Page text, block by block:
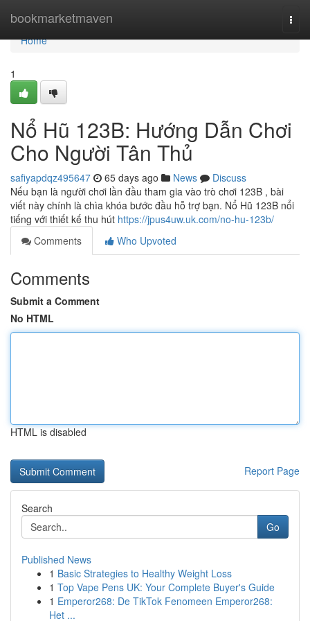
bookmarketmaven
Home
Home
1
Nổ Hũ 123B: Hướng Dẫn Chơi
Cho Người Tân Thủ
safiyapdqz495647 65 days ago News
Discuss
Nếu bạn là người chơi lần đầu tham gia vào trò chơi 123B , bài
viết này chính là chìa khóa bước đầu hỗ trợ bạn. Nổ Hũ 123B nổi
tiếng với thiết kế thu hút https://jpus4uw.uk.com/no-hu-123b/
Comments
Who Upvoted
Comments
Submit a Comment
No HTML
HTML is disabled
Report Page
Search
Go
Published News
1 Basic Strategies to Healthy Weight Loss
1 Top Vape Pens UK: Your Complete Buyer's Guide
1 Emperor268: De TikTok Fenomeen Emperor268:
Het ...